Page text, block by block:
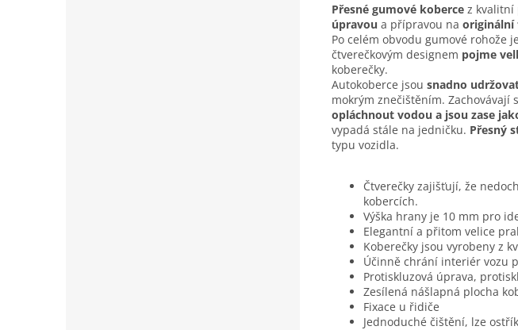
Přesné gumové koberce z kvalitní
úpravou a přípravou na originální
Po celém obvodu gumové rohože
čtverečkovým designem pojme
koberečky.
Autokoberce jsou snadno
mokrým znečištěním. Zachovávají
opláchnout vodou a jsou zase
vypadá stále na jedničku. Přesný
typu vozidla.
Čtverečky zajišťují, že
kobercích.
Výška hrany je 10 mm pro
Elegantní a přitom velice
Koberečky jsou vyrobeny z
Účinně chrání interiér vozu
Protiskluzová úprava,
Zesílená nášlapná plocha
Fixace u řidiče
Jednoduché čištění, lze